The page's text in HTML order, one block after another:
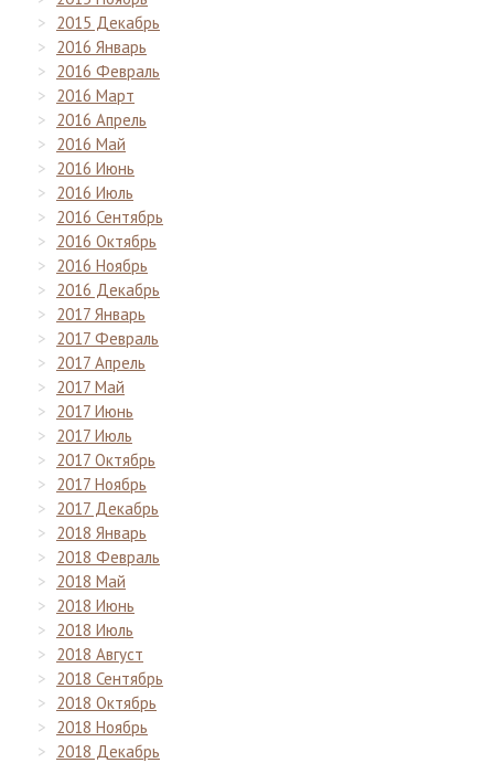
2015 Декабрь
2016 Январь
2016 Февраль
2016 Март
2016 Апрель
2016 Май
2016 Июнь
2016 Июль
2016 Сентябрь
2016 Октябрь
2016 Ноябрь
2016 Декабрь
2017 Январь
2017 Февраль
2017 Апрель
2017 Май
2017 Июнь
2017 Июль
2017 Октябрь
2017 Ноябрь
2017 Декабрь
2018 Январь
2018 Февраль
2018 Май
2018 Июнь
2018 Июль
2018 Август
2018 Сентябрь
2018 Октябрь
2018 Ноябрь
2018 Декабрь